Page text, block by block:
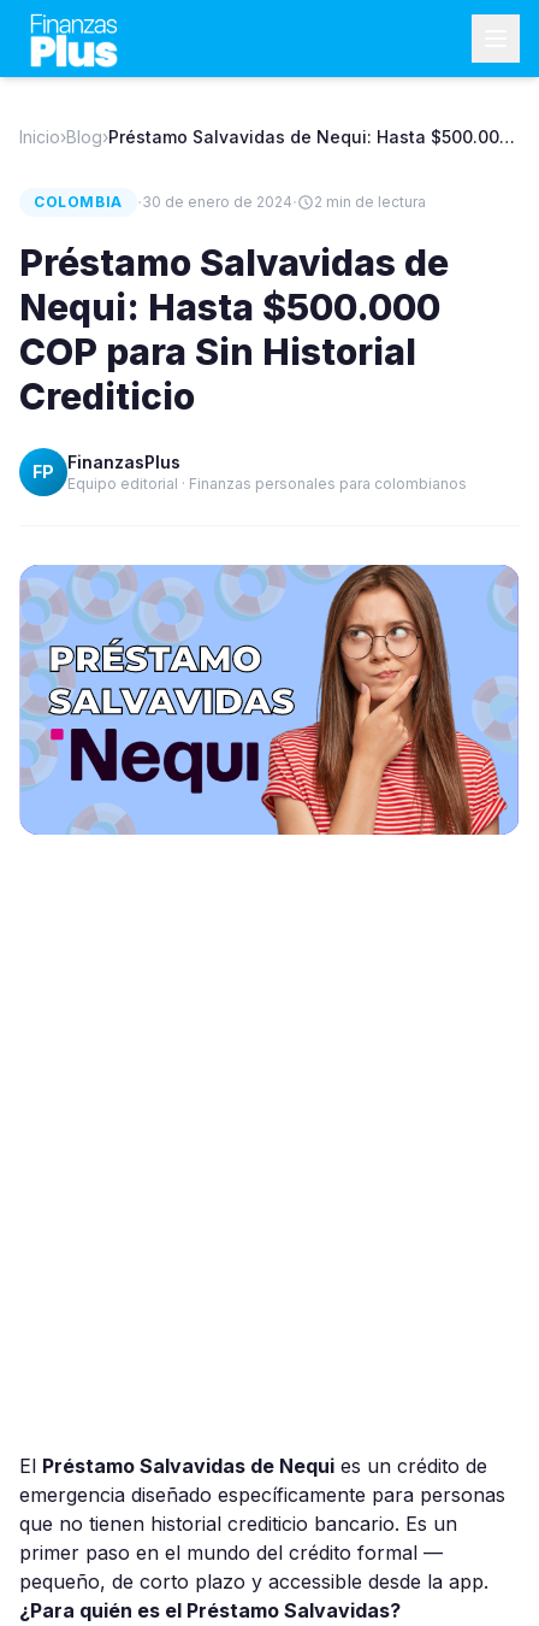
Inicio›Blog›Préstamo Salvavidas de Nequi: Hasta $500.000
COLOMBIA ·30 de enero de 2024· 2 min de lectura
Préstamo Salvavidas de
Nequi: Hasta $500.000
COP para Sin Historial
Crediticio
FP FinanzasPlus
Equipo editorial · Finanzas personales para colombianos
El Préstamo Salvavidas de Nequi es un crédito de
emergencia diseñado específicamente para personas
que no tienen historial crediticio bancario. Es un
primer paso en el mundo del crédito formal —
pequeño, de corto plazo y accessible desde la app.
¿Para quién es el Préstamo Salvavidas?